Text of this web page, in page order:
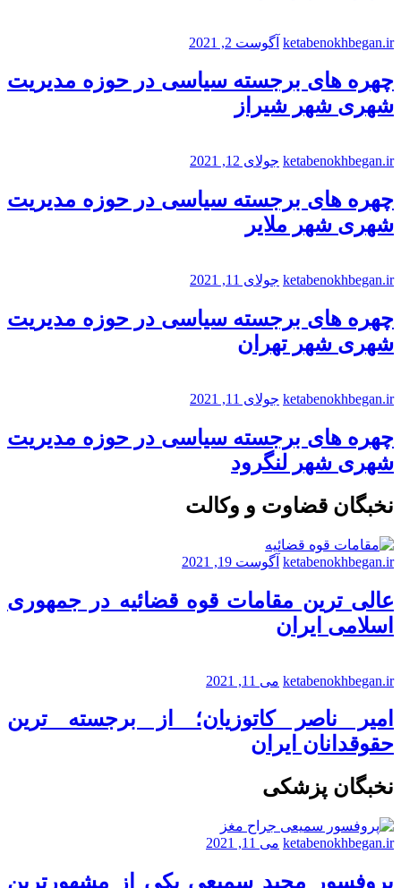
ketabenokhbegan.ir آگوست 2, 2021
چهره های برجسته سیاسی در حوزه مدیریت
شهری شهر شیراز
ketabenokhbegan.ir جولای 12, 2021
چهره های برجسته سیاسی در حوزه مدیریت
شهری شهر ملایر
ketabenokhbegan.ir جولای 11, 2021
چهره های برجسته سیاسی در حوزه مدیریت
شهری شهر تهران
ketabenokhbegan.ir جولای 11, 2021
چهره های برجسته سیاسی در حوزه مدیریت
شهری شهر لنگرود
نخبگان قضاوت و وکالت
ketabenokhbegan.ir آگوست 19, 2021
عالی ترین مقامات قوه قضائیه در جمهوری
اسلامی ایران
ketabenokhbegan.ir می 11, 2021
امیر ناصر کاتوزیان؛ از برجسته ترین
حقوقدانان ایران
نخبگان پزشکی
ketabenokhbegan.ir می 11, 2021
پروفسور مجید سمیعی یکی از مشهورترین